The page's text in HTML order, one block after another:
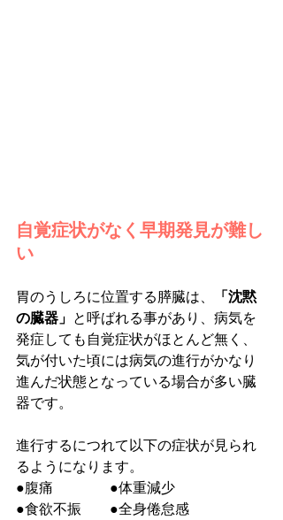
自覚症状がなく早期発見が難し
い
胃のうしろに位置する膵臓は、
「沈黙
の臓器」 と呼ばれる事があり、病気を
発症しても自覚症状がほとんど無く、
気が付いた頃には病気の進行がかなり
進んだ状態となっている場合が多い臓
器です。
進行するにつれて以下の症状が見られ
るようになります。
●腹痛　　　　●体重減少
●食欲不振　　●全身倦怠感